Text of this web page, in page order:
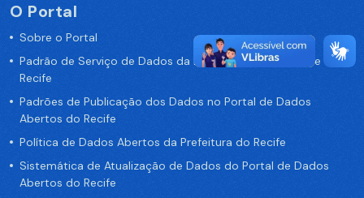
O Portal
Sobre o Portal
Padrão de Serviço de Dados da Prefeitura da Cidade de
Recife
Padrões de Publicação dos Dados no Portal de Dados
Abertos do Recife
Política de Dados Abertos da Prefeitura do Recife
Sistemática de Atualização de Dados do Portal de Dados
Abertos do Recife